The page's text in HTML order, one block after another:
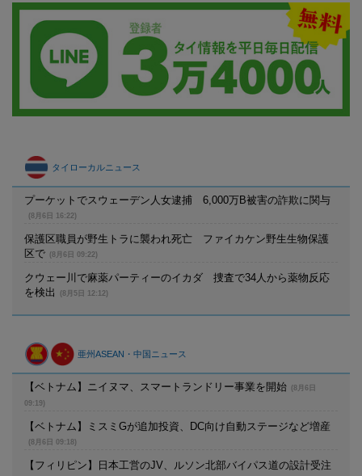
タイローカルニュース
プーケットでスウェーデン人女逮捕 6,000万B被害の詐欺に関与
(8月6日 16:22)
保護区職員が野生トラに襲われ死亡 ファイカケン野生生物保護
区で
(8月6日 09:22)
クウェー川で麻薬パーティーのイカダ 捜査で34人から薬物反応
を検出
(8月5日 12:12)
亜州ASEAN・中国ニュース
【ベトナム】ニイヌマ、スマートランドリー事業を開始
(8月6日
09:19)
【ベトナム】ミスミGが追加投資、DC向け自動ステージなど増産
(8月6日 09:18)
【フィリピン】日本工営のJV、ルソン北部バイパス道の設計受注